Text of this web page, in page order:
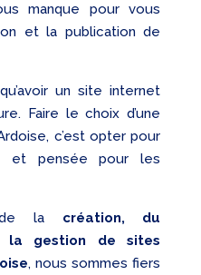
manque pour vous
et la publication de
un site internet
Faire le choix d’une
c’est opter pour
et pensée pour les
de la création, du
la gestion de sites
, nous sommes fiers